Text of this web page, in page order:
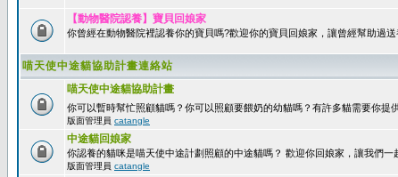
【動物醫院認養】寶貝回娘家
你曾經在動物醫院裡認養你的寶貝嗎?歡迎你的寶貝回娘家，讓曾經幫助過
喵天使中途貓協助計畫連絡站
喵天使中途貓協助計畫
你可以暫時幫忙照顧貓嗎？你可以照顧要餵奶的幼貓嗎？有許多貓需要你提
版面管理員 catangle
中途貓回娘家
你認養的貓咪是喵天使中途計劃照顧的中途貓嗎？ 歡迎你回娘家，讓我們一
版面管理員 catangle